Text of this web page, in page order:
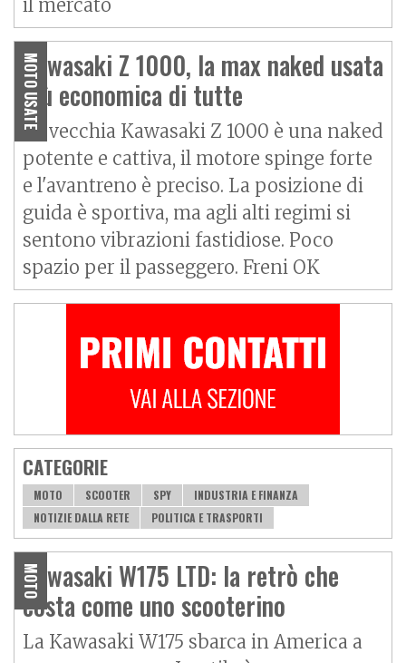
il mercato
MOTO USATE
Kawasaki Z 1000, la max naked usata
più economica di tutte
La vecchia Kawasaki Z 1000 è una naked
potente e cattiva, il motore spinge forte
e l'avantreno è preciso. La posizione di
guida è sportiva, ma agli alti regimi si
sentono vibrazioni fastidiose. Poco
spazio per il passeggero. Freni OK
CATEGORIE
MOTO SCOOTER SPY
INDUSTRIA E FINANZA
NOTIZIE DALLA RETE
POLITICA E TRASPORTI
MOTO
Kawasaki W175 LTD: la retrò che
costa come uno scooterino
La Kawasaki W175 sbarca in America a